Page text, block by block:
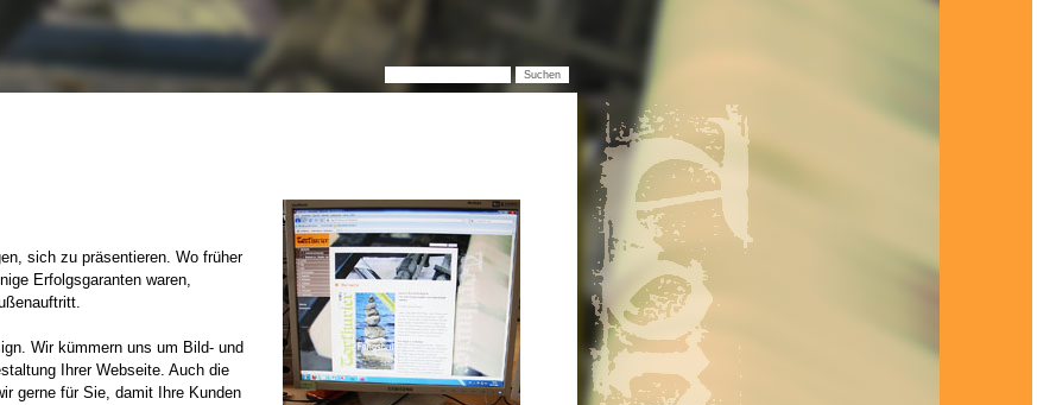
sich zu präsentieren. Wo früher
Erfolgsgaranten waren,
Wir kümmern uns um Bild- und
Ihrer Webseite. Auch die
gerne für Sie, damit Ihre Kunden